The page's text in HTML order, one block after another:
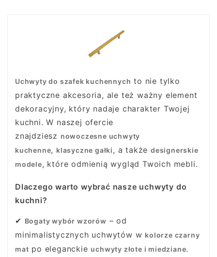
Uchwyty do szafek kuchennych to nie tylko
praktyczne akcesoria, ale też ważny element
dekoracyjny, który nadaje charakter Twojej
kuchni. W naszej ofercie
znajdziesz nowoczesne uchwyty
kuchenne, klasyczne gałki, a takżedesignerskie
modele, które odmienią wygląd Twoich mebli.
Dlaczego warto wybrać nasze uchwyty do
kuchni?
✔ Bogaty wybór wzorów – od
minimalistycznych uchwytów w kolorze czarny
mat po eleganckie uchwyty złote i miedziane.